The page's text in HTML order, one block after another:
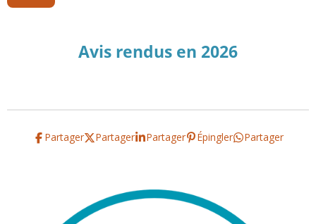
Avis rendus en 2026
Partager Partager Partager Épingler Partager